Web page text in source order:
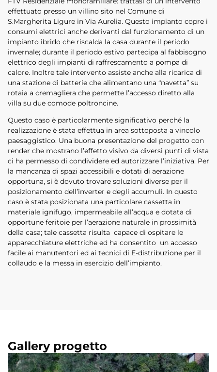
effettuato presso un villino sito nel Comune di
S.Margherita Ligure in Via Aurelia. Questo impianto copre i
consumi elettrici anche derivanti dal funzionamento di un
impianto ibrido che riscalda la casa durante il periodo
invernale; durante il periodo estivo partecipa al fabbisogno
elettrico degli impianti di raffrescamento a pompa di
calore. Inoltre tale intervento assiste anche alla ricarica di
una stazione di batterie che alimentano una “navetta” su
rotaia a cremagliera che permette l’accesso diretto alla
villa su due comode poltroncine.
Questo caso è particolarmente significativo perché la
realizzazione è stata effettua in area sottoposta a vincolo
paesaggistico. Una buona presentazione del progetto con
render che mostrano l’effetto visivo da diversi punti di vista
ci ha permesso di condividere ed autorizzare l’iniziativa. Per
la mancanza di spazi accessibili e dotati di aerazione
opportuna, si è dovuto trovare soluzioni diverse per il
posizionamento dell’inverter e degli accumuli. In questo
caso è stata posizionata una particolare cassetta in
materiale ignifugo, impermeabile all’acqua e dotata di
opportune feritoie per l’aerazione naturale in prossimità
della casa; tale cassetta risulta capace di ospitare le
apparecchiature elettriche ed ha consentito un accesso
facile ai manutentori ed ai tecnici di E-distribuzione per il
collaudo e la messa in esercizio dell’impianto.
Gallery progetto